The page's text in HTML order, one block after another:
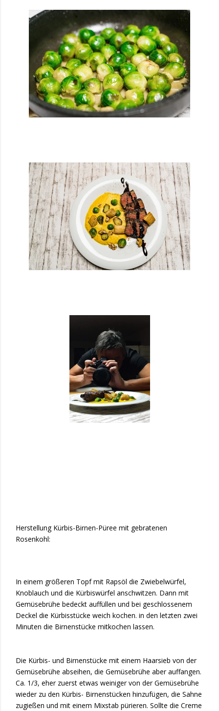
Herstellung Kürbis-Birnen-Püree mit gebratenen
Rosenkohl:
In einem größeren Topf mit Rapsöl die Zwiebelwürfel,
Knoblauch und die Kürbiswürfel anschwitzen. Dann mit
Gemüsebrühe bedeckt auffüllen und bei geschlossenem
Deckel die Kürbisstücke weich kochen. in den letzten zwei
Minuten die Birnenstücke mitkochen lassen.
Die Kürbis- und Birnenstücke mit einem Haarsieb von der
Gemüsebrühe abseihen, die Gemüsebrühe aber auffangen.
Ca. 1/3, eher zuerst etwas weiniger von der Gemüsebrühe
wieder zu den Kürbis- Birnenstücken hinzufügen, die Sahne
zugießen und mit einem Mixstab pürieren. Sollte die Creme